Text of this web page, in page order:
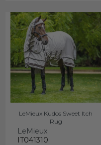
LeMieux Kudos Sweet Itch
Rug
LeMieux
IT041310